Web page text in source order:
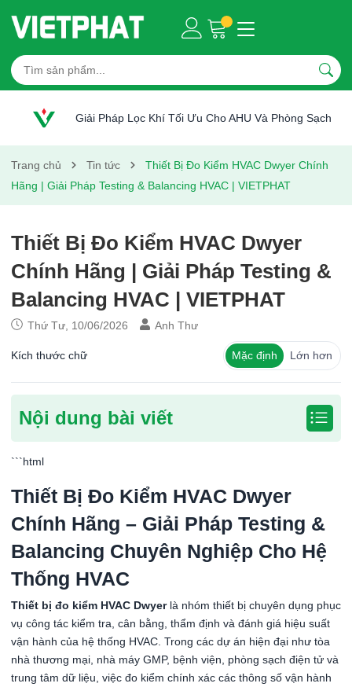
Giải Pháp Lọc Khí Tối Ưu Cho AHU Và Phòng Sạch
Trang chủ Tin tức
Thiết Bị Đo Kiểm HVAC Dwyer Chính
Hãng | Giải Pháp Testing & Balancing HVAC | VIETPHAT
Thiết Bị Đo Kiểm HVAC Dwyer
Chính Hãng | Giải Pháp Testing &
Balancing HVAC | VIETPHAT
Thứ Tư, 10/06/2026 Anh Thư
Kích thước chữ Mặc định Lớn hơn
Nội dung bài viết
```html
Thiết Bị Đo Kiểm HVAC Dwyer
Chính Hãng – Giải Pháp Testing &
Balancing Chuyên Nghiệp Cho Hệ
Thống HVAC
Thiết bị đo kiểm HVAC Dwyerlà nhóm thiết bị chuyên dụng phục
vụ công tác kiểm tra, cân bằng, thẩm định và đánh giá hiệu suất
vận hành của hệ thống HVAC. Trong các dự án hiện đại như tòa
nhà thương mại, nhà máy GMP, bệnh viện, phòng sạch điện tử và
trung tâm dữ liệu, việc đo kiểm chính xác các thông số vận hành